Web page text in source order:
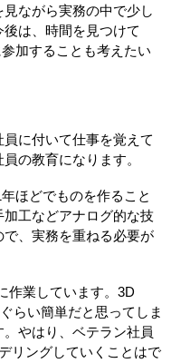
ながら実務の中で少し
は、時間を見つけて
加することも考えたい
に付いて仕事を覚えて
の教育になります。
ほどでものを作ること
工などアナログ的な技
、実務を重ねる必要が
作業しています。3D
らい簡単だと思ってしま
やはり、ベテラン社員
リングしていくことはで